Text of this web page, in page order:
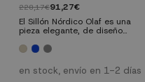
228,17€91,27€
El Sillón Nórdico Olaf es una
pieza elegante, de diseño
clásico actualizado y que por su
versatilidad podrás utilizar tanto
Además, el asiento y el respaldo
acolchados hacen de esta pieza
en stock, envío en 1-2 días